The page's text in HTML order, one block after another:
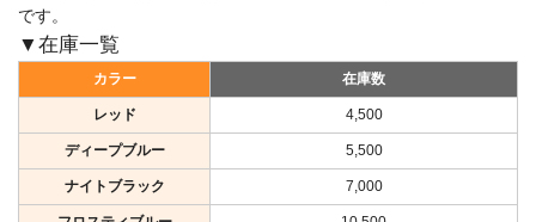
です。
▼在庫一覧
カラー 在庫数
レッド 4,500
ディープブルー 5,500
ナイトブラック 7,000